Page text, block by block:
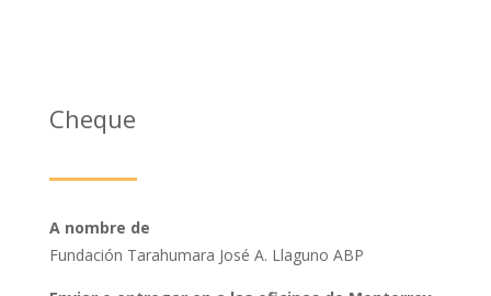
Cheque
A nombre de
Fundación Tarahumara José A. Llaguno ABP